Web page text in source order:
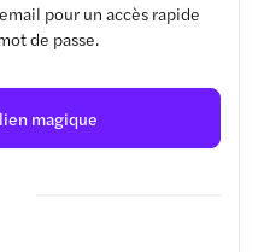
pour un accès rapide
de passe.
magique